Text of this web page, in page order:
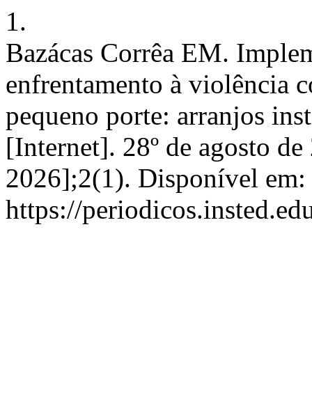
1.
Bazácas Corrêa EM.
enfrentamento à violência
pequeno porte: arranjos
[Internet]. 28º de agosto
2026];2(1). Disponível em:
https://